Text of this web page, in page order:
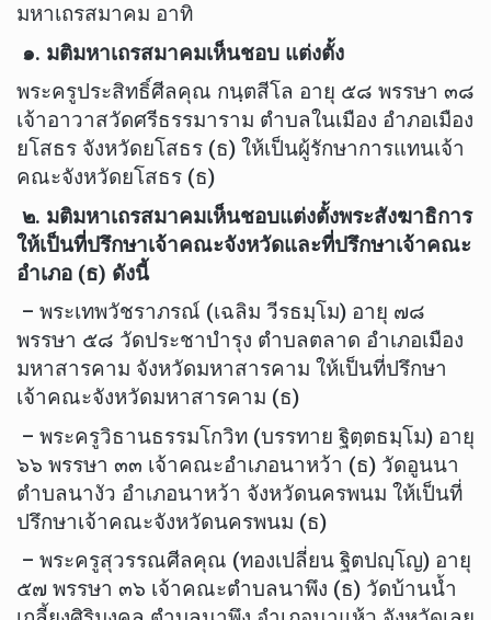
มหาเถรสมาคม อาทิ
๑. มติมหาเถรสมาคมเห็นชอบ แต่งตั้ง
พระครูประสิทธิ์ศีลคุณ กนฺตสีโล อายุ ๕๘ พรรษา ๓๘
เจ้าอาวาสวัดศรีธรรมาราม ตำบลในเมือง อำภอเมือง
ยโสธร จังหวัดยโสธร (ธ) ให้เป็นผู้รักษาการแทนเจ้า
คณะจังหวัดยโสธร (ธ)
๒. มติมหาเถรสมาคมเห็นชอบแต่งตั้งพระสังฆาธิการ
ให้เป็นที่ปรึกษาเจ้าคณะจังหวัดและที่ปรึกษาเจ้าคณะ
อำเภอ (ธ) ดังนี้
– พระเทพวัชราภรณ์ (เฉลิม วีรธมฺโม) อายุ ๗๘
พรรษา ๕๘ วัดประชาบำรุง ตำบลตลาด อำเภอเมือง
มหาสารคาม จังหวัดมหาสารคาม ให้เป็นที่ปรึกษา
เจ้าคณะจังหวัดมหาสารคาม (ธ)
– พระครูวิธานธรรมโกวิท (บรรทาย ฐิตฺตธมฺโม) อายุ
๖๖ พรรษา ๓๓ เจ้าคณะอำเภอนาหว้า (ธ) วัดอูนนา
ตำบลนางัว อำเภอนาหว้า จังหวัดนครพนม ให้เป็นที่
ปรึกษาเจ้าคณะจังหวัดนครพนม (ธ)
– พระครูสุวรรณศีลคุณ (ทองเปลี่ยน ฐิตปญฺโญ) อายุ
๕๗ พรรษา ๓๖ เจ้าคณะตำบลนาพึง (ธ) วัดบ้านน้ำ